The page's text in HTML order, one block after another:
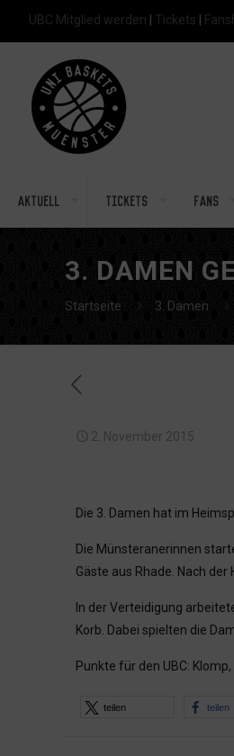
UBC Mitglied werden Tickets
Aktuell Tickets Fans
3. DAMEN
Startseite 3. Damen
2. November 2015
Die 3. Damen hat im
Die Münsteranerinnen
Gäste aus Rhade. Nach
In der Verteidigung
Korb. Dabei spielten die
Punkte für den UBC:
teilen teilen